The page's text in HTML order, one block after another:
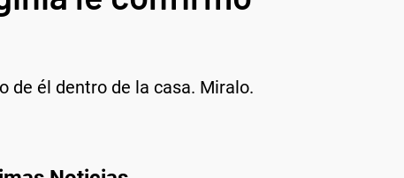
de él dentro de la casa. Miralo.